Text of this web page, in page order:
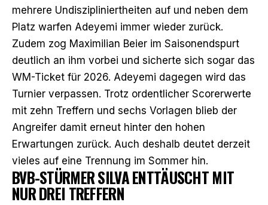
mehrere Undiszipliniertheiten auf und neben dem
Platz warfen Adeyemi immer wieder zurück.
Zudem zog Maximilian Beier im Saisonendspurt
deutlich an ihm vorbei und sicherte sich sogar das
WM-Ticket für 2026. Adeyemi dagegen wird das
Turnier verpassen. Trotz ordentlicher Scorerwerte
mit zehn Treffern und sechs Vorlagen blieb der
Angreifer damit erneut hinter den hohen
Erwartungen zurück. Auch deshalb deutet derzeit
vieles auf eine Trennung im Sommer hin.
BVB-STÜRMER SILVA ENTTÄUSCHT MIT
NUR DREI TREFFERN